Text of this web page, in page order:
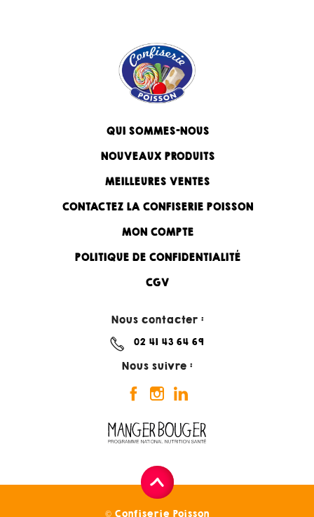
QUI SOMMES-NOUS
NOUVEAUX PRODUITS
MEILLEURES VENTES
CONTACTEZ LA CONFISERIE POISSON
MON COMPTE
POLITIQUE DE CONFIDENTIALITÉ
CGV
Nous contacter :
02 41 43 64 69
Nous suivre :
© Confiserie Poisson